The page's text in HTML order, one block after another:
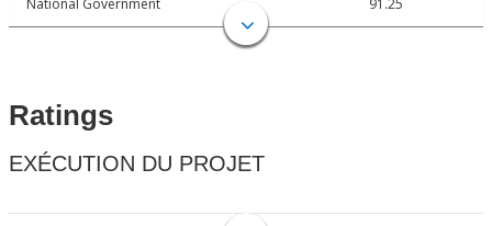
National Government 91.25
Ratings
EXÉCUTION DU PROJET